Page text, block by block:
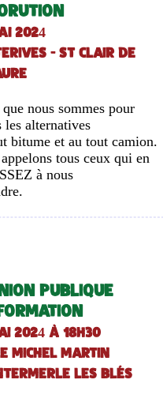
2024
- ST CLAIR DE
que nous sommes pour
les alternatives
bitume et au tout camion.
tous ceux qui en
à nous
PUBLIQUE
2024 à 18h30
MICHEL MARTIN
LES BLÉS